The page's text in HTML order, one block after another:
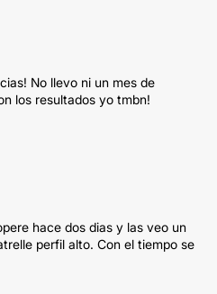
No llevo ni un mes de
los resultados yo tmbn!
hace dos dias y las veo un
perfil alto. Con el tiempo se